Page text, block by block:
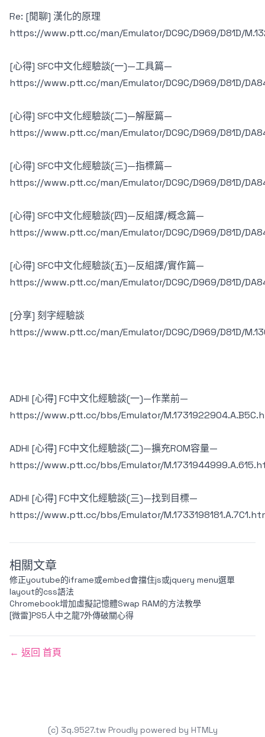
Re: [閒聊] 漢化的原理
https://www.ptt.cc/man/Emulator/DC9C/D969/D81D/
[心得] SFC中文化經驗談(一)—工具篇—
https://www.ptt.cc/man/Emulator/DC9C/D969/D81D/
[心得] SFC中文化經驗談(二)—解壓篇—
https://www.ptt.cc/man/Emulator/DC9C/D969/D81D/
[心得] SFC中文化經驗談(三)—指標篇—
https://www.ptt.cc/man/Emulator/DC9C/D969/D81D/
[心得] SFC中文化經驗談(四)—反組譯/概念篇—
https://www.ptt.cc/man/Emulator/DC9C/D969/D81D/
[心得] SFC中文化經驗談(五)—反組譯/實作篇—
https://www.ptt.cc/man/Emulator/DC9C/D969/D81D/
[分享] 刻字經驗談
https://www.ptt.cc/man/Emulator/DC9C/D969/D81D/
ADHI [心得] FC中文化經驗談(一)—作業前—
https://www.ptt.cc/bbs/Emulator/
ADHI [心得] FC中文化經驗談(二)—擴充ROM容量—
https://www.ptt.cc/bbs/Emulator/
ADHI [心得] FC中文化經驗談(三)—找到目標—
https://www.ptt.cc/bbs/Emulator/
相關文章
修正youtube的iframe或embed會擋住js或jquery menu選單
layout的css語法
Chromebook增加虛擬記憶體Swap RAM的方法教學
[微雷]PS5人中之龍7外傳破關心得
← 返回 首頁
(c) 3q.9527.tw Proudly powered by HTMLy